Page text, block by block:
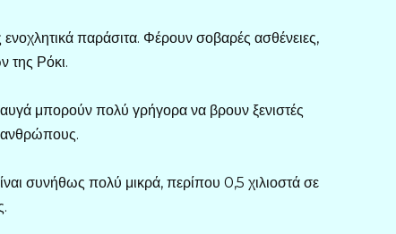
παράσιτα. Φέρουν σοβαρές ασθένειες,
της Ρόκι.
μπορούν πολύ γρήγορα να βρουν ξενιστές
ανθρώπους.
συνήθως πολύ μικρά, περίπου 0,5 χιλιοστά σε